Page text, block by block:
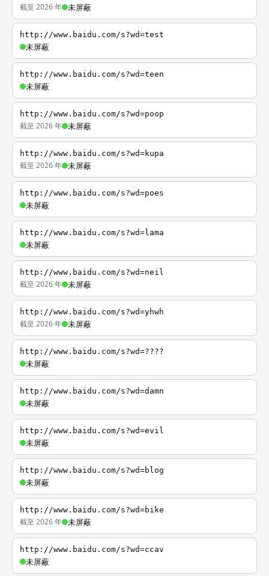
截至 2026 年 未屏蔽
http://www.baidu.com/s?wd=test
未屏蔽
http://www.baidu.com/s?wd=teen
未屏蔽
http://www.baidu.com/s?wd=poop
截至 2026 年 未屏蔽
http://www.baidu.com/s?wd=kupa
截至 2026 年 未屏蔽
http://www.baidu.com/s?wd=poes
未屏蔽
http://www.baidu.com/s?wd=lama
未屏蔽
http://www.baidu.com/s?wd=neil
截至 2026 年 未屏蔽
http://www.baidu.com/s?wd=yhwh
截至 2026 年 未屏蔽
http://www.baidu.com/s?wd=????
未屏蔽
http://www.baidu.com/s?wd=damn
未屏蔽
http://www.baidu.com/s?wd=evil
未屏蔽
http://www.baidu.com/s?wd=blog
未屏蔽
http://www.baidu.com/s?wd=bike
截至 2026 年 未屏蔽
http://www.baidu.com/s?wd=ccav
未屏蔽